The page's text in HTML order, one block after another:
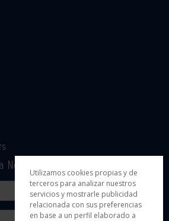
Utilizamos cookies propias y de
terceros para analizar nuestros
servicios y mostrarle publicidad
relacionada con sus preferencias
en base a un perfil elaborado a